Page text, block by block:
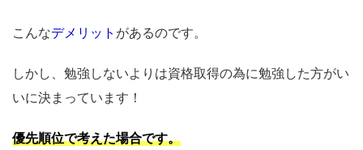
こんなデメリット があるのです。
しかし、勉強しないよりは資格取得の為に勉強した方がい
いに決まっています！
優先順位で考えた場合です。